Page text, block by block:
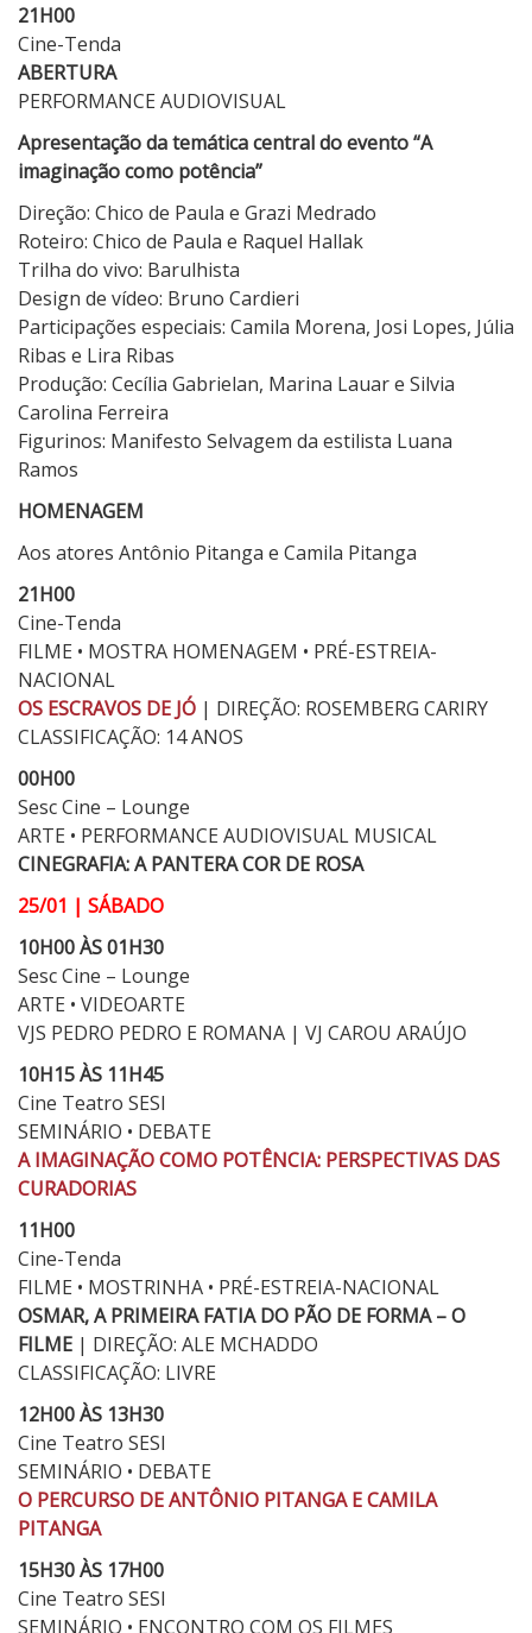
21H00
Cine-Tenda
ABERTURA
PERFORMANCE AUDIOVISUAL
Apresentação da temática central do evento “A
imaginação como potência”
Direção: Chico de Paula e Grazi Medrado
Roteiro: Chico de Paula e Raquel Hallak
Trilha do vivo: Barulhista
Design de vídeo: Bruno Cardieri
Participações especiais: Camila Morena, Josi Lopes, Júlia
Ribas e Lira Ribas
Produção: Cecília Gabrielan, Marina Lauar e Silvia
Carolina Ferreira
Figurinos: Manifesto Selvagem da estilista Luana
Ramos
HOMENAGEM
Aos atores Antônio Pitanga e Camila Pitanga
21H00
Cine-Tenda
FILME • MOSTRA HOMENAGEM • PRÉ-ESTREIA-
NACIONAL
OS ESCRAVOS DE JÓ | DIREÇÃO: ROSEMBERG CARIRY
CLASSIFICAÇÃO: 14 ANOS
00H00
Sesc Cine – Lounge
ARTE • PERFORMANCE AUDIOVISUAL MUSICAL
CINEGRAFIA: A PANTERA COR DE ROSA
25/01 | SÁBADO
10H00 ÀS 01H30
Sesc Cine – Lounge
ARTE • VIDEOARTE
VJS PEDRO PEDRO E ROMANA | VJ CAROU ARAÚJO
10H15 ÀS 11H45
Cine Teatro SESI
SEMINÁRIO • DEBATE
A IMAGINAÇÃO COMO POTÊNCIA: PERSPECTIVAS DAS
CURADORIAS
11H00
Cine-Tenda
FILME • MOSTRINHA • PRÉ-ESTREIA-NACIONAL
OSMAR, A PRIMEIRA FATIA DO PÃO DE FORMA – O
FILME | DIREÇÃO: ALE MCHADDO
CLASSIFICAÇÃO: LIVRE
12H00 ÀS 13H30
Cine Teatro SESI
SEMINÁRIO • DEBATE
O PERCURSO DE ANTÔNIO PITANGA E CAMILA
PITANGA
15H30 ÀS 17H00
Cine Teatro SESI
SEMINÁRIO • ENCONTRO COM OS FILMES